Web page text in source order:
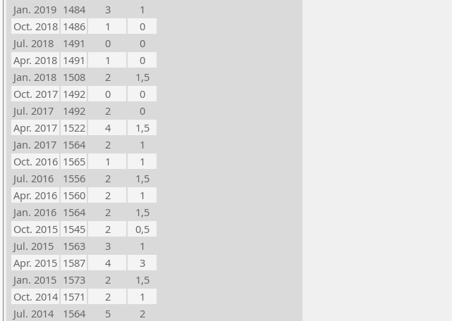
Jan. 2019 1484 3
1
Oct. 2018 1486 1
0
Jul. 2018
1491 0
0
Apr. 2018 1491 1
0
Jan. 2018 1508 2
1,5
Oct. 2017 1492 0
0
Jul. 2017
1492 2
0
Apr. 2017 1522 4
1,5
Jan. 2017 1564 2
1
Oct. 2016 1565 1
1
Jul. 2016
1556 2
1,5
Apr. 2016 1560 2
1
Jan. 2016 1564 2
1,5
Oct. 2015 1545 2
0,5
Jul. 2015
1563 3
1
Apr. 2015 1587 4
3
Jan. 2015 1573 2
1,5
Oct. 2014 1571 2
1
Jul. 2014
1564 5
2